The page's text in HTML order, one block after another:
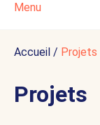
Menu
Accueil / Projets
Projets